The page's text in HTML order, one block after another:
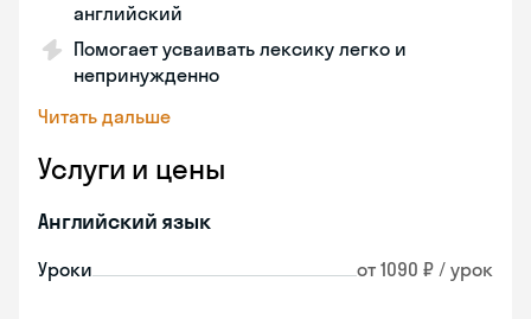
английский
Помогает усваивать лексику легко и
непринужденно
Читать дальше
Услуги и цены
Английский язык
Уроки от 1090 ₽ / урок